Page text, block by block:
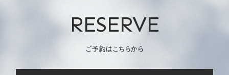
RESERVE
ご予約はこちらから